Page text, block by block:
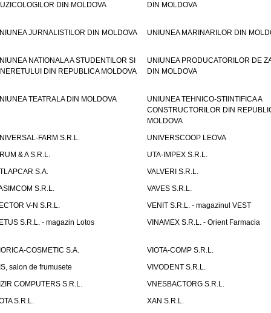
DIN MOLDOVA
DIN MOLDOVA
JURNALISTILOR DIN MOLDOVA UNIUNEA MARINARILOR DIN
NATIONALA A STUDENTILOR SI
DIN REPUBLICA MOLDOVA
UNIUNEA PRODUCATORILOR DE
DIN MOLDOVA
TEATRALA DIN MOLDOVA
UNIUNEA TEHNICO-STIINTIFICA A
CONSTRUCTORILOR DIN
MOLDOVA
FARM S.R.L.
UNIVERSCOOP LEOVA
& A S.R.L.
UTA-IMPEX S.R.L.
S.A.
VALVERI S.R.L.
S.R.L.
VAVES S.R.L.
V-N S.R.L.
VENIT S.R.L. - magazinul VEST
S.R.L. - magazin Lotos
VINAMEX S.R.L. - Orient Farmacia
COSMETIC S.A.
VIOTA-COMP S.R.L.
salon de frumusete
VIVODENT S.R.L.
COMPUTERS S.R.L.
VNESBACTORG S.R.L.
S.R.L.
XAN S.R.L.